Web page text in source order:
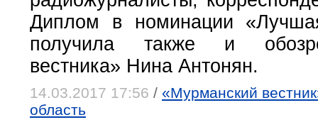
Диплом в номинации
получила также и
вестника» Нина Антонян.
14.03.2017 17:56 / «Мурманский
область